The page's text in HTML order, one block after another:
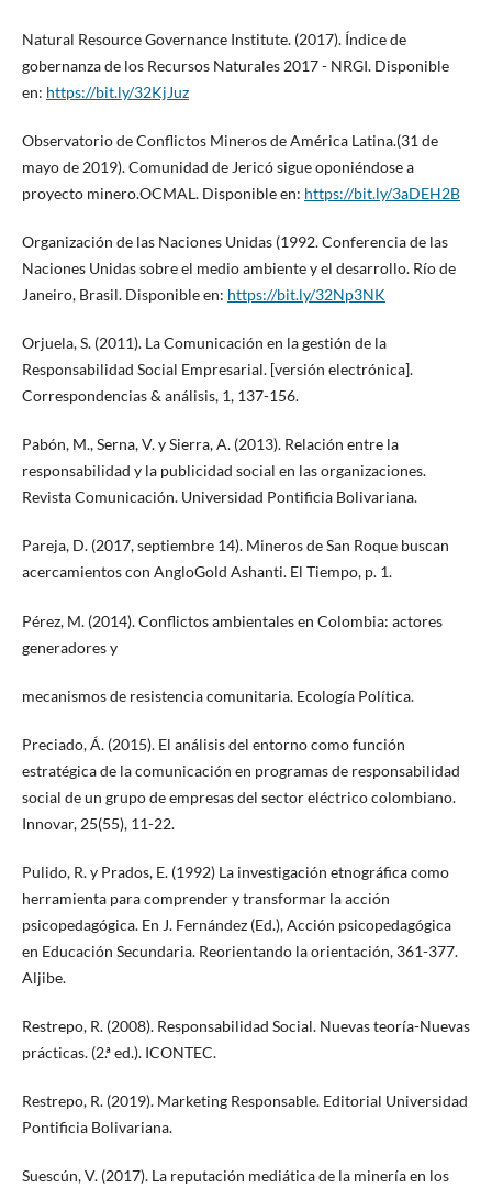
Natural Resource Governance Institute. (2017). Índice de
gobernanza de los Recursos Naturales 2017 - NRGI. Disponible
en: https://bit.ly/32KjJuz
Observatorio de Conflictos Mineros de América Latina.(31 de
mayo de 2019). Comunidad de Jericó sigue oponiéndose a
proyecto minero.OCMAL. Disponible en: https://bit.ly/3aDEH2B
Organización de las Naciones Unidas (1992. Conferencia de las
Naciones Unidas sobre el medio ambiente y el desarrollo. Río de
Janeiro, Brasil. Disponible en: https://bit.ly/32Np3NK
Orjuela, S. (2011). La Comunicación en la gestión de la
Responsabilidad Social Empresarial. [versión electrónica].
Correspondencias & análisis, 1, 137-156.
Pabón, M., Serna, V. y Sierra, A. (2013). Relación entre la
responsabilidad y la publicidad social en las organizaciones.
Revista Comunicación. Universidad Pontificia Bolivariana.
Pareja, D. (2017, septiembre 14). Mineros de San Roque buscan
acercamientos con AngloGold Ashanti. El Tiempo, p. 1.
Pérez, M. (2014). Conflictos ambientales en Colombia: actores
generadores y
mecanismos de resistencia comunitaria. Ecología Política.
Preciado, Á. (2015). El análisis del entorno como función
estratégica de la comunicación en programas de responsabilidad
social de un grupo de empresas del sector eléctrico colombiano.
Innovar, 25(55), 11-22.
Pulido, R. y Prados, E. (1992) La investigación etnográfica como
herramienta para comprender y transformar la acción
psicopedagógica. En J. Fernández (Ed.), Acción psicopedagógica
en Educación Secundaria. Reorientando la orientación, 361-377.
Aljibe.
Restrepo, R. (2008). Responsabilidad Social. Nuevas teoría-Nuevas
prácticas. (2.ª ed.). ICONTEC.
Restrepo, R. (2019). Marketing Responsable. Editorial Universidad
Pontificia Bolivariana.
Suescún, V. (2017). La reputación mediática de la minería en los